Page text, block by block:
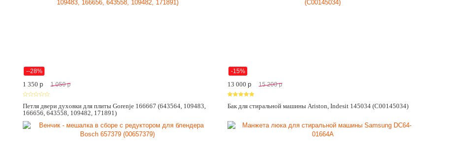
--28%
1 350 p 1 050 p
Петля двери духовки для плиты Gorenje 166667 (643564, 109483,
166656, 643558, 109482, 171891)
-15%
13 000p 15 200 p
Бак для стиральной машины Ariston, Indesit 145034 (C00145034)